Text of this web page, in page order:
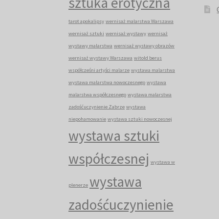
tarot apokalipsy wernisaż malarstwa Warszawa
wernisaż sztuki wernisaż wystawy wernisaż
wystawy malarstwa wernisaż wystawy obrazów
wernisaż wystawy Warszawa witold berus
współcześni artyści malarze wystawa malarstwa
wystawa malarstwa nowoczesnego wystawa
malarstwa współczesnego wystawa malarstwa
zadośćuczynienie Zabrze wystawa
niepohamowanie wystawa sztuki nowoczesnej
wystawa sztuki
współczesnej wystawa w
plenerze wystawa
zadośćuczynienie